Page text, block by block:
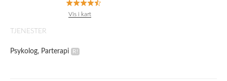
Vis i kart
TJENESTER
Psykolog, Parterapi